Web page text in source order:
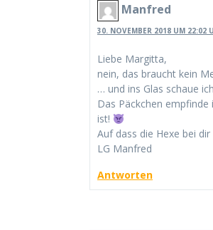
Manfred
30. NOVEMBER 2018 UM 22:02
Liebe Margitta,
nein, das braucht kein
… und ins Glas schaue
Das Päckchen
ist!
Auf dass die Hexe bei
LG Manfred
Antworten